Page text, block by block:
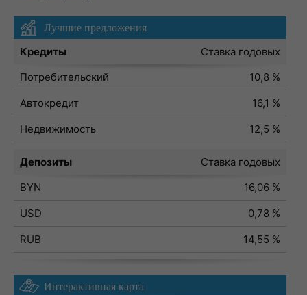
Лучшие предложения
Кредиты
Ставка годовых
Потребительский
10,8 %
Автокредит
16,1 %
Недвижимость
12,5 %
Депозиты
Ставка годовых
BYN
16,06 %
USD
0,78 %
RUB
14,55 %
Интерактивная карта